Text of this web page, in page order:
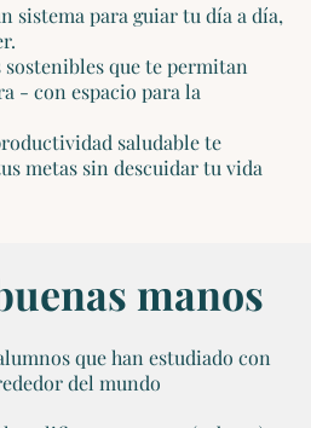
sistema para guiar tu día a día,
que te permitan
- con espacio para la
saludable te
metas sin descuidar tu vida
manos
que han estudiado con
del mundo